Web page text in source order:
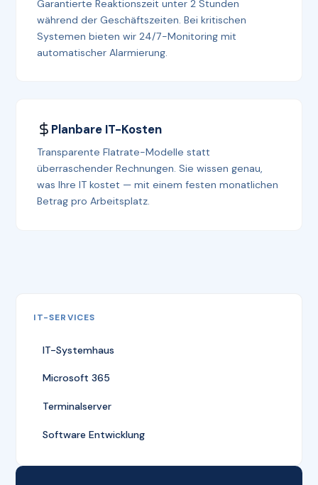
Garantierte Reaktionszeit unter 2 Stunden
während der Geschäftszeiten. Bei kritischen
Systemen bieten wir 24/7-Monitoring mit
automatischer Alarmierung.
Planbare IT-Kosten
Transparente Flatrate-Modelle statt
überraschender Rechnungen. Sie wissen genau,
was Ihre IT kostet — mit einem festen monatlichen
Betrag pro Arbeitsplatz.
IT-SERVICES
IT-Systemhaus
Microsoft 365
Terminalserver
Software Entwicklung